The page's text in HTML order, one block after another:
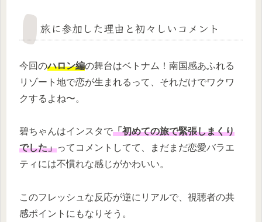
旅に参加した理由と初々しいコメント
今回のハロン編の舞台はベトナム！南国感あふれる
リゾート地で恋が生まれるって、それだけでワクワ
クするよね〜。
碧ちゃんはインスタで「初めての旅で緊張しまくり
でした」ってコメントしてて、まだまだ恋愛バラエ
ティには不慣れな感じがかわいい。
このフレッシュな反応が逆にリアルで、視聴者の共
感ポイントにもなりそう。